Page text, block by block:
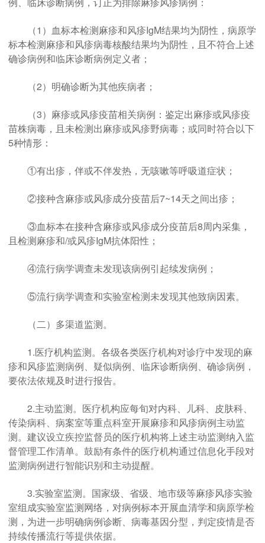
（1）血标本检测麻疹和风疹IgM结果均为阴性，病原学
标本检测麻疹和风疹病毒核酸结果均为阴性，且不符合上述
确诊病例和临床诊断病例定义者；
（2）明确诊断为其他疾病者；
（3）麻疹或风疹疫苗相关病例：鉴定出麻疹或风疹疫
苗株病毒，且未检测出麻疹或风疹野病毒；或同时符合以下
5种情形：
①有出疹，伴或不伴发热，无咳嗽等呼吸道症状；
②接种含麻疹或风疹成分疫苗后7~14天之间出疹；
③血标本在接种含麻疹或风疹成分疫苗后8周内采集，
且检测麻疹和/或风疹IgM抗体阳性；
④流行病学调查未发现该病例引起续发病例；
⑤流行病学调查和实验室检测未发现其他致病因素。
（二）多渠道监测。
1.医疗机构监测。各级各类医疗机构对诊疗中发现的麻
疹和风疹监测病例、疑似病例、临床诊断病例、确诊病例，
要依法依规及时进行报告。
2.主动监测。医疗机构应每旬对内科、儿科、皮肤科、
传染病科、病案室等重点科室开展麻疹和风疹病例主动监
测。建议设立疾控监督员的医疗机构将上述主动监测纳入监
督管理工作清单。鼓励有条件的医疗机构通过信息化手段对
监测病例进行智能识别和主动提醒。
3.实验室监测。国家级、省级、地市级等麻疹风疹实验
室组成实验室监测网络，对病例标本开展血清学和病原学检
测，为进一步明确病例诊断、病毒基因分型，判定疫情是否
持续传播流行等提供依据。